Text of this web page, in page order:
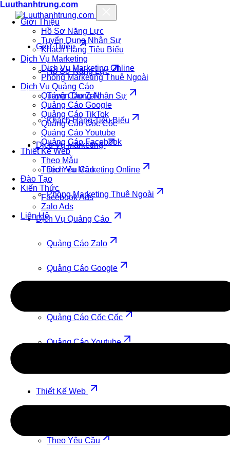
Luuthanhtrung.com
Giới Thiệu
Hồ Sơ Năng Lực
Tuyển Dụng Nhân Sự
Khách Hàng Tiêu Biểu
Dịch Vụ Marketing
Dịch Vụ Marketing Online
Phòng Marketing Thuê Ngoài
Dịch Vụ Quảng Cáo
Quảng Cáo Zalo
Quảng Cáo Google
Quảng Cáo TikTok
Quảng Cáo Cốc Cốc
Quảng Cáo Youtube
Quảng Cáo Facebook
Thiết Kế Web
Theo Mẫu
Theo Yêu Cầu
Đào Tạo
Kiến Thức
Facebook Ads
Zalo Ads
Liên Hệ
Giới Thiệu
Hồ Sơ Năng Lực
Tuyển Dụng Nhân Sự
Khách Hàng Tiêu Biểu
Dịch Vụ Marketing
Dịch Vụ Marketing Online
Phòng Marketing Thuê Ngoài
Dịch Vụ Quảng Cáo
Quảng Cáo Zalo
Quảng Cáo Google
Quảng Cáo Cốc Cốc
Quảng Cáo Youtube
Thiết Kế Web
Theo Yêu Cầu